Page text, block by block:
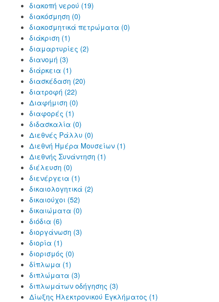
διακοπή νερού (19)
διακόσμηση (0)
διακοσμητικά πετρώματα (0)
διάκριση (1)
διαμαρτυρίες (2)
διανομή (3)
διάρκεια (1)
διασκέδαση (20)
διατροφή (22)
Διαφήμιση (0)
διαφορές (1)
διδασκαλία (0)
Διεθνές Ράλλυ (0)
Διεθνή Ημέρα Μουσείων (1)
Διεθνής Συνάντηση (1)
διέλευση (0)
διενέργεια (1)
δικαιολογητικά (2)
δικαιούχοι (52)
δικαιώματα (0)
διόδια (6)
διοργάνωση (3)
διορία (1)
διορισμός (0)
δίπλωμα (1)
διπλώματα (3)
διπλωμάτων οδήγησης (3)
Δίωξης Ηλεκτρονικού Εγκλήματος (1)